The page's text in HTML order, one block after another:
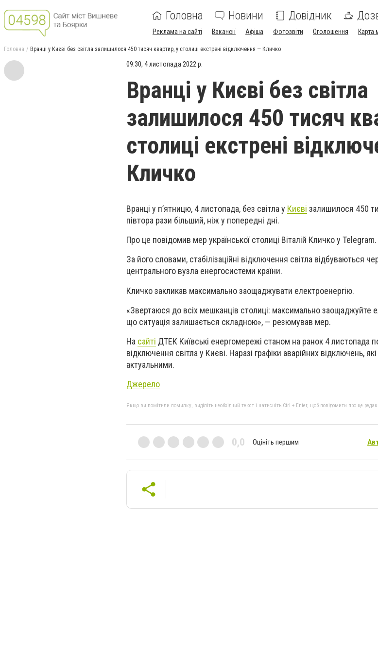
Головна Новини Довідник
Реклама на сайті Вакансії Афіша Фотозвіти Оголошення Карта
Головна Вранці у Києві без світла залишилося 450 тисяч квартир, у столиці екстрені відключення — Кличко
09:30, 4 листопада 2022 р.
Вранці у Києві без світла
залишилося 450 тисяч
столиці екстрені
Кличко
Вранці у п’ятницю, 4 листопада, без світла у Києві залишилося 450
півтора рази більший, ніж у попередні дні.
Про це повідомив мер української столиці Віталій Кличко у Telegram.
За його словами, стабілізаційні відключення світла відбуваються
центрального вузла енергосистеми країни.
Кличко закликав максимально заощаджувати електроенергію.
«Звертаюся до всіх мешканців столиці: максимально заощаджуйте
що ситуація залишається складною», — резюмував мер.
На сайті ДТЕК Київські енергомережі станом на ранок 4 листопада
відключення світла у Києві. Наразі графіки аварійних відключень,
актуальними.
Джерело
Якщо ви помітили помилку, виділіть необхідний текст і натисніть Ctrl + Enter, щоб повідомити про це
0,0 Оцініть першим